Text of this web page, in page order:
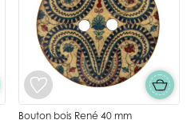
Bouton bois René 40 mm